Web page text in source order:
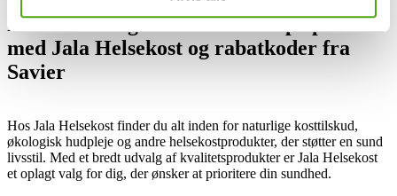
Få sundhed og velvære til skarpe priser
med Jala Helsekost og rabatkoder fra
Savier
Hos Jala Helsekost finder du alt inden for naturlige kosttilskud,
økologisk hudpleje og andre helsekostprodukter, der støtter en sund
livsstil. Med et bredt udvalg af kvalitetsprodukter er Jala Helsekost
et oplagt valg for dig, der ønsker at prioritere din sundhed.